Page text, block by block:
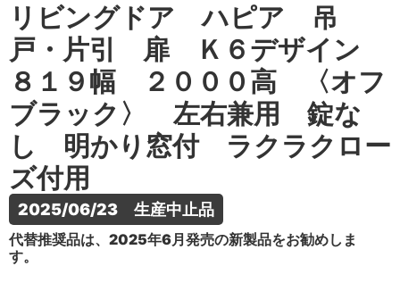
リビングドア ハピア 吊
戸・片引 扉 Ｋ６デザイン
８１９幅 ２０００高 〈オフ
ブラック〉 左右兼用 錠な
し 明かり窓付 ラクラクロー
ズ付用
2025/06/23　生産中止品
代替推奨品は、2025年6月発売の新製品をお勧めしま
す。